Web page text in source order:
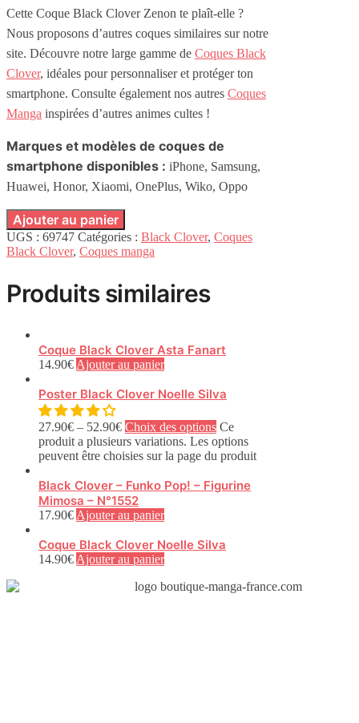
Cette Coque Black Clover Zenon te plaît-elle ?
Nous proposons d’autres coques similaires sur notre
site. Découvre notre large gamme de Coques Black
Clover, idéales pour personnaliser et protéger ton
smartphone. Consulte également nos autres Coques
Manga inspirées d’autres animes cultes !
Marques et modèles de coques de
smartphone disponibles : iPhone, Samsung,
Huawei, Honor, Xiaomi, OnePlus, Wiko, Oppo
Ajouter au panier
UGS : 69747 Catégories : Black Clover, Coques
Black Clover, Coques manga
Produits similaires
Coque Black Clover Asta Fanart
14.90€Ajouter au panier
Poster Black Clover Noelle Silva
27.90€ – 52.90€ Choix des options Ce
produit a plusieurs variations. Les options
peuvent être choisies sur la page du produit
Black Clover – Funko Pop! – Figurine
Mimosa – N°1552
17.90€Ajouter au panier
Coque Black Clover Noelle Silva
14.90€Ajouter au panier